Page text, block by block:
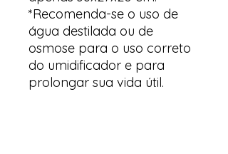
*Recomenda-se o uso de
água destilada ou de
osmose para o uso correto
do umidificador e para
prolongar sua vida útil.